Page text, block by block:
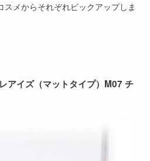
メからそれぞれピックアップしま
アイズ（マットタイプ）M07 チ